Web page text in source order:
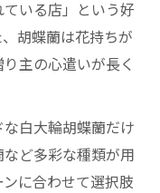
いる店」という好
胡蝶蘭は花持ちが
主の心遣いが長く
白大輪胡蝶蘭だけ
ど多彩な種類が用
に合わせて選択肢